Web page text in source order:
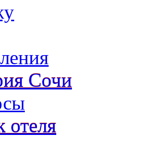
Сочи
отеля